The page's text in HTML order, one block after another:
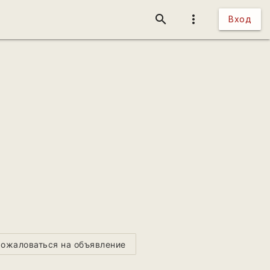
more_vert Вход
search
на объявление